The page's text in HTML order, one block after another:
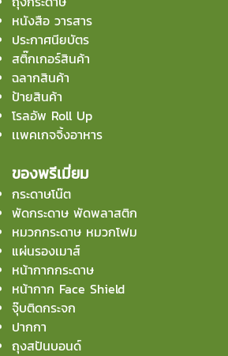
หนังสือ วารสาร
ประกาศนียบัตร
สติ๊กเกอร์สินค้า
ฉลากสินค้า
ป้ายสินค้า
โรลอัพ Roll Up
เเพคเกจจิ้งอาหาร
ของพรีเมี่ยม
กระดาษโน๊ต
พัดกระดาษ พัดพลาสติก
หมวกกระดาษ หมวกโฟม
แผ่นรองเมาส์
หน้ากากกระดาษ
หน้ากาก Face Shield
จุ๊บติดกระจก
ปากกา
ถุงสปันบอนด์